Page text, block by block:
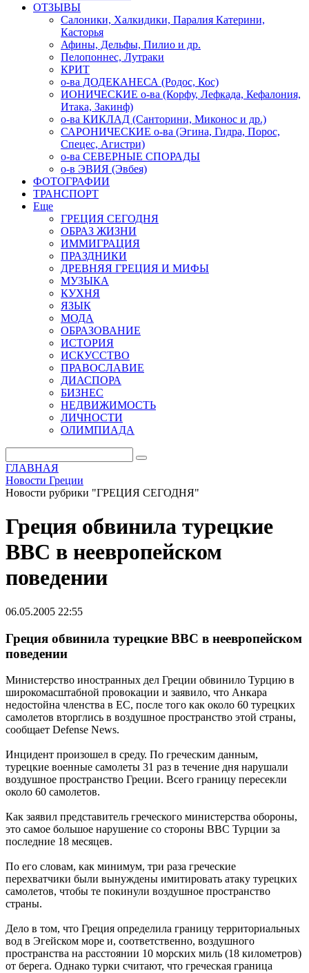
ОТЗЫВЫ
Салоники, Халкидики, Паралия Катерини,
Касторья
Афины, Дельфы, Пилио и др.
Пелопоннес, Лутраки
КРИТ
о-ва ДОДЕКАНЕСА (Родос, Кос)
ИОНИЧЕСКИЕ о-ва (Корфу, Лефкада, Кефалония,
Итака, Закинф)
о-ва КИКЛАД (Санторини, Миконос и др.)
САРОНИЧЕСКИЕ о-ва (Эгина, Гидра, Порос,
Спецес, Агистри)
о-ва СЕВЕРНЫЕ СПОРАДЫ
о-в ЭВИЯ (Эвбея)
ФОТОГРАФИИ
ТРАНСПОРТ
Еще
ГРЕЦИЯ СЕГОДНЯ
ОБРАЗ ЖИЗНИ
ИММИГРАЦИЯ
ПРАЗДНИКИ
ДРЕВНЯЯ ГРЕЦИЯ И МИФЫ
МУЗЫКА
КУХНЯ
ЯЗЫК
МОДА
ОБРАЗОВАНИЕ
ИСТОРИЯ
ИСКУССТВО
ПРАВОСЛАВИЕ
ДИАСПОРА
БИЗНЕС
НЕДВИЖИМОСТЬ
ЛИЧНОСТИ
ОЛИМПИАДА
ГЛАВНАЯ
Новости Греции
Новости рубрики "ГРЕЦИЯ СЕГОДНЯ"
Греция обвинила турецкие
ВВС в неевропейском
поведении
06.05.2005 22:55
Греция обвинила турецкие ВВС в неевропейском
поведении
Министерство иностранных дел Греции обвинило Турцию в
широкомасштабной провокации и заявило, что Анкара
недостойна членства в ЕС, после того как около 60 турецких
самолетов вторглись в воздушное пространство этой страны,
сообщает Defense News.
Инцидент произошел в среду. По греческим данным,
турецкие военные самолеты 31 раз в течение дня нарушали
воздушное пространство Греции. Всего границу пересекли
около 60 самолетов.
Как заявил представитель греческого министерства обороны,
это самое большое нарушение со стороны ВВС Турции за
последние 18 месяцев.
По его словам, как минимум, три раза греческие
перехватчики были вынуждены имитировать атаку турецких
самолетов, чтобы те покинули воздушное пространство
страны.
Дело в том, что Греция определила границу территориальных
вод в Эгейском море и, соответственно, воздушного
пространства на расстоянии 10 морских миль (18 километров)
от берега. Однако турки считают, что греческая граница